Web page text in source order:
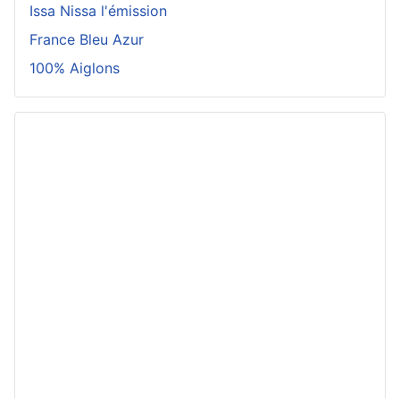
Issa Nissa l'émission
France Bleu Azur
100% Aiglons